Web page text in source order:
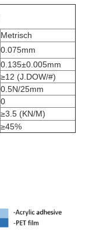
Metrisch
0.075mm
0.135±0.005mm
≥12 (J.DOW/#)
0.5N/25mm
0
≥3.5 (KN/M)
≥45%